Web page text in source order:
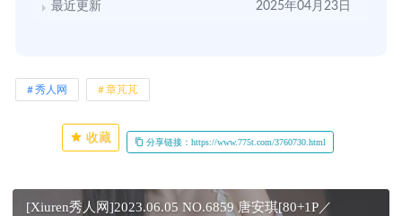
最近更新 2025年04月23日
秀人网 章芃芃
收藏 分享链接：https://www.775t.com/3760730.html
[Xiuren秀人网]2023.06.05 NO.6859 唐安琪[80+1P／